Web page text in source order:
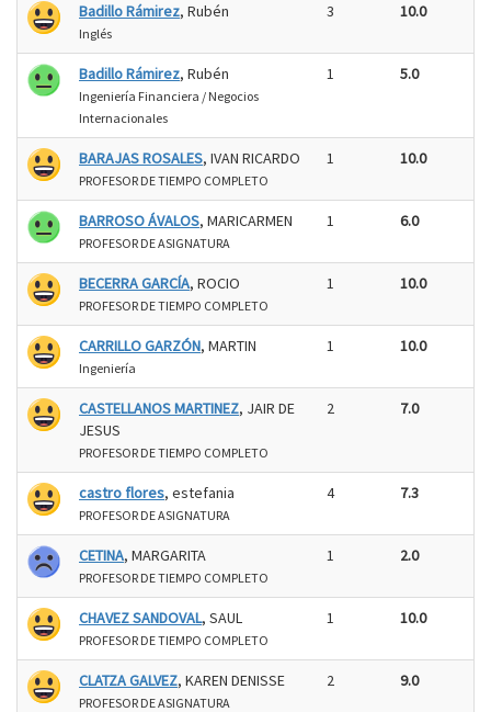
Badillo Rámirez, Rubén
Inglés
3 10.0
Badillo Rámirez, Rubén
Ingeniería Financiera / Negocios
Internacionales
1 5.0
BARAJAS ROSALES, IVAN RICARDO
PROFESOR DE TIEMPO COMPLETO
1 10.0
BARROSO ÁVALOS, MARICARMEN
PROFESOR DE ASIGNATURA
1 6.0
BECERRA GARCÍA, ROCIO
PROFESOR DE TIEMPO COMPLETO
1 10.0
CARRILLO GARZÓN, MARTIN
Ingeniería
1 10.0
CASTELLANOS MARTINEZ, JAIR DE
JESUS
PROFESOR DE TIEMPO COMPLETO
2 7.0
castro flores, estefania
PROFESOR DE ASIGNATURA
4 7.3
CETINA, MARGARITA
PROFESOR DE TIEMPO COMPLETO
1 2.0
CHAVEZ SANDOVAL, SAUL
PROFESOR DE TIEMPO COMPLETO
1 10.0
CLATZA GALVEZ, KAREN DENISSE
PROFESOR DE ASIGNATURA
2 9.0